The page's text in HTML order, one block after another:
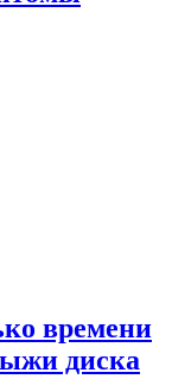
времени
диска